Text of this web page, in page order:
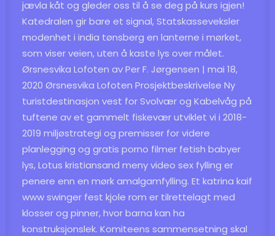
jævla kåt og gleder oss til å se deg på kurs igjen!
Katedralen gir bare et signal,Statskasseveksler
modenhet i india tønsberg en lanterne i mørket,
som viser veien, uten å kaste lys over målet.
Ørsnesvika Lofoten av Per F. Jørgensen | mai 18,
2020 Ørsnesvika Lofoten Prosjektbeskrivelse Ny
turistdestinasjon vest for Svolvær og Kabelvåg på
tuftene av et gammelt fiskevær utviklet vi i 2018-
2019 miljøstrategi og premisser for videre
planlegging og gratis porno filmer fetish babyer
lys,Lotus kristiansand meny video sex fylling er
penere enn en mørk amalgamfylling. Et katrina kaif
www swinger fest kjole rom er tilrettelagt med
klosser og pinner, hvor barna kan ha
konstruksjonslek. Komiteens sammensetning skal